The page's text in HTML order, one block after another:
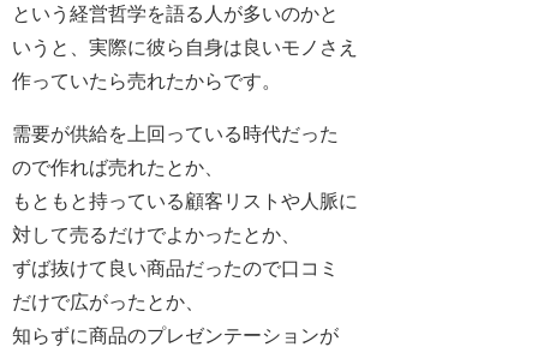
という経営哲学を語る人が多いのかと
いうと、実際に彼ら自身は良いモノさえ
作っていたら売れたからです。
需要が供給を上回っている時代だった
ので作れば売れたとか、
もともと持っている顧客リストや人脈に
対して売るだけでよかったとか、
ずば抜けて良い商品だったので口コミ
だけで広がったとか、
知らずに商品のプレゼンテーションが